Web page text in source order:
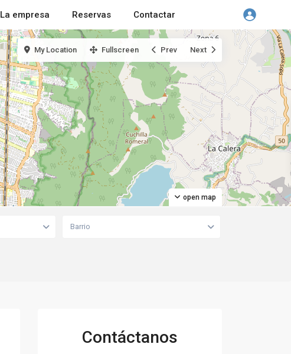
La empresa Reservas Contactar
open map
My Location Fullscreen Prev Next
Barrio
Contáctanos